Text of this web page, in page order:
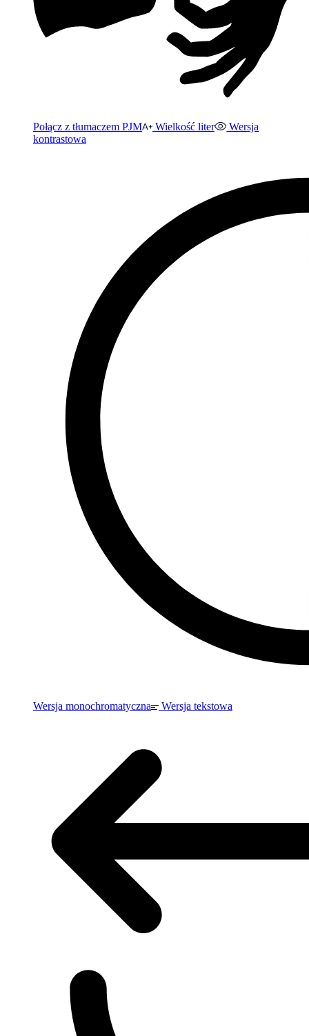
Połącz z tłumaczem PJM Wielkość liter
Wersja
kontrastowa
Wersja monochromatyczna Wersja tekstowa